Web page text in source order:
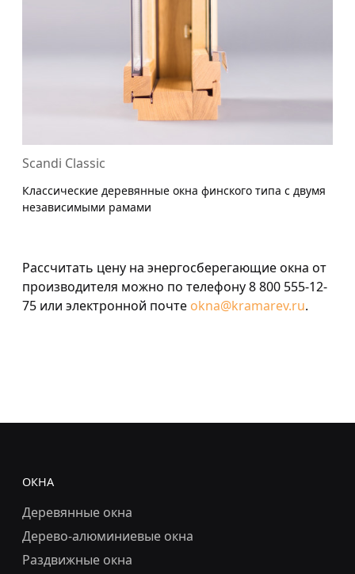
Scandi Classic
Классические деревянные окна финского типа с двумя
независимыми рамами
Рассчитать цену на энергосберегающие окна от
производителя можно по телефону 8 800 555-12-
75 или электронной почте okna@kramarev.ru.
ОКНА
Деревянные окна
Дерево-алюминиевые окна
Раздвижные окна